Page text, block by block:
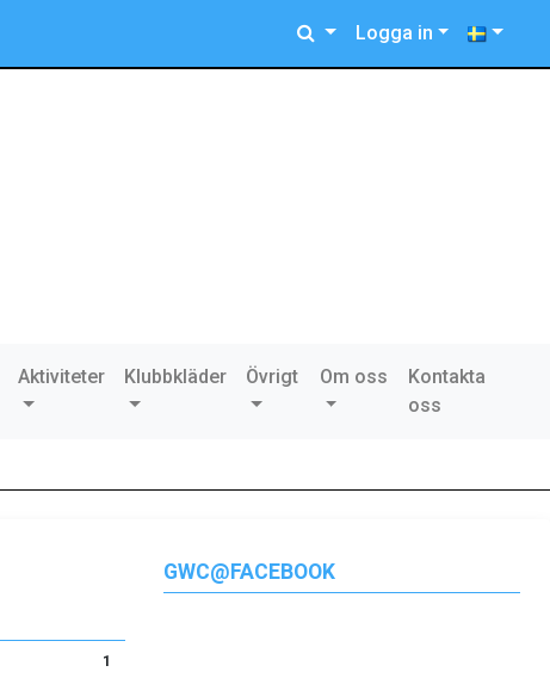
Logga in
Aktiviteter Klubbkläder Övrigt Om oss
Kontakta
oss
1
GWC@FACEBOOK